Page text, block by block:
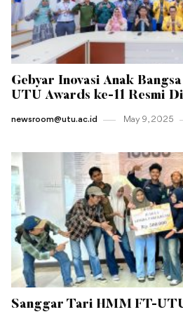
Gebyar Inovasi Anak
UTU Awards ke-11 Resmi
newsroom@utu.ac.id May 9 , 2025
Sanggar Tari HMM FT-